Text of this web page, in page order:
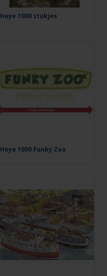
Heye 1000 stukjes
Heye 1000 Funky Zoo